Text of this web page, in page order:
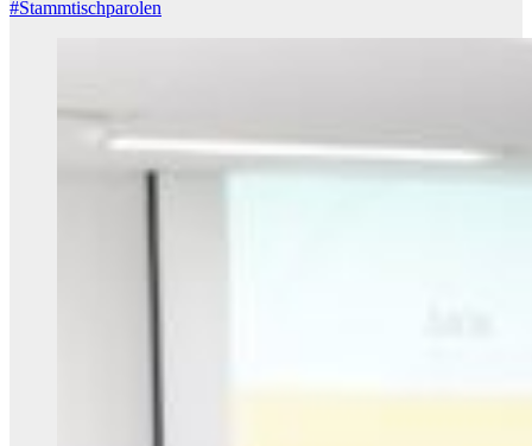
#Stammtischparolen